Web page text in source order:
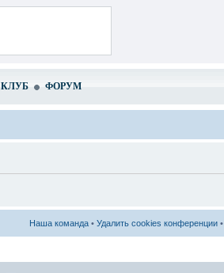
КЛУБ ФОРУМ
Наша команда • Удалить cookies конференции